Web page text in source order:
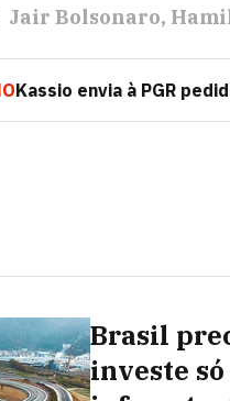
Jair Bolsonaro
Kassio envia à PGR
Brasil
investe só